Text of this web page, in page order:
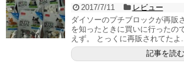
2017/7/11
レビュー
ダイソーのプチブロックが再販
を知ったときに買いに行ったの
えず。 とっくに再販されてたよ
記事を読む